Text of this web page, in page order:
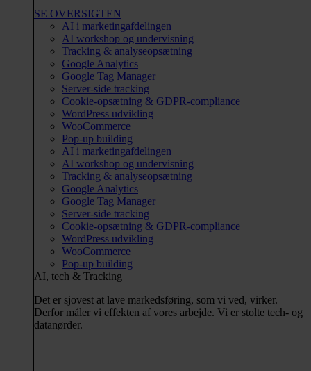
SE OVERSIGTEN
AI i marketingafdelingen
AI workshop og undervisning
Tracking & analyseopsætning
Google Analytics
Google Tag Manager
Server-side tracking
Cookie-opsætning & GDPR-compliance
WordPress udvikling
WooCommerce
Pop-up building
AI i marketingafdelingen
AI workshop og undervisning
Tracking & analyseopsætning
Google Analytics
Google Tag Manager
Server-side tracking
Cookie-opsætning & GDPR-compliance
WordPress udvikling
WooCommerce
Pop-up building
AI, tech & Tracking
Det er sjovest at lave markedsføring, som vi ved, virker.
Derfor måler vi effekten af vores arbejde. Vi er stolte tech- og
datanørder.